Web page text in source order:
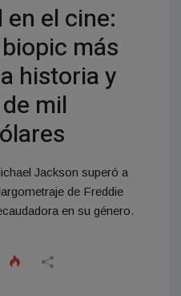
el cine:
más
historia y
mil
Jackson superó a
de Freddie
en su género.